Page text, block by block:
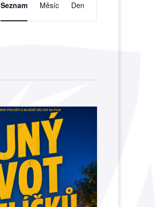
pro
Seznam Měsíc Den